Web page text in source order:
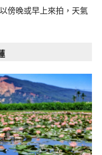
傍晚或早上來拍，天氣